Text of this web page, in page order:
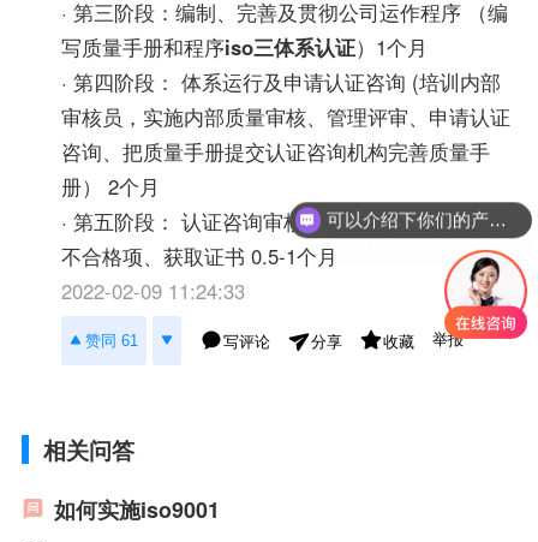
· 第三阶段：编制、完善及贯彻公司运作程序 （编
写质量手册和程序iso三体系认证）1个月
· 第四阶段： 体系运行及申请认证咨询 (培训内部
审核员，实施内部质量审核、管理评审、申请认证
咨询、把质量手册提交认证咨询机构完善质量手
册） 2个月
· 第五阶段： 认证咨询审核、不合格项整改、关闭
不合格项、获取证书 0.5-1个月
2022-02-09 11:24:33
赞同 61 写评论 分享 收藏 举报
相关问答
如何实施iso9001
你们是怎么收费的呢？